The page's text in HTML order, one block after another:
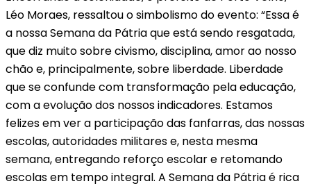
Léo Moraes, ressaltou o simbolismo do evento: “Essa é
a nossa Semana da Pátria que está sendo resgatada,
que diz muito sobre civismo, disciplina, amor ao nosso
chão e, principalmente, sobre liberdade. Liberdade
que se confunde com transformação pela educação,
com a evolução dos nossos indicadores. Estamos
felizes em ver a participação das fanfarras, das nossas
escolas, autoridades militares e, nesta mesma
semana, entregando reforço escolar e retomando
escolas em tempo integral. A Semana da Pátria é rica